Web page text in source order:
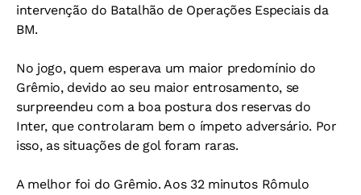
intervenção do Batalhão de Operações Especiais da
BM.
No jogo, quem esperava um maior predomínio do
Grêmio, devido ao seu maior entrosamento, se
surpreendeu com a boa postura dos reservas do
Inter, que controlaram bem o ímpeto adversário. Por
isso, as situações de gol foram raras.
A melhor foi do Grêmio. Aos 32 minutos Rômulo